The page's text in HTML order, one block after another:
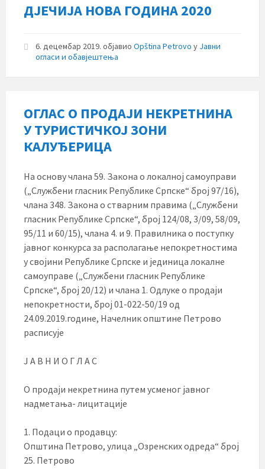
ДЈЕЧИЈА НОВА ГОДИНА 2020
6. децембар 2019. објавио Opština Petrovo у Јавни
огласи и обавјештења
ОГЛАС О ПРОДАЈИ НЕКРЕТНИНА
У ТУРИСТИЧКОЈ ЗОНИ
КАЛУЂЕРИЦА
На основу члана 59. Закона о локалној самоуправи
(„Службени гласник Републике Српске“ број 97/16),
члана 348. Закона о стварним правима („Службени
гласник Републике Српске“, број 124/08, 3/09, 58/09,
95/11 и 60/15), члана 4. и 9. Правилника о поступку
јавног конкурса за располагање непокретностима
у својини Републике Српске и јединица локалне
самоуправе („Службени гласник Републике
Српске“, број 20/12) и чланa 1. Одлуке о продаји
непокретности, број 01-022-50/19 од
24.09.2019.године, Начелник општине Петрово
расписује
Ј А В Н И О Г Л А С
О продаји некретнина путем усменог јавног
надметања- лицитације
1. Подаци о продавцу:
Општина Петрово, улица „Озренских одреда“ број
25. Петрово